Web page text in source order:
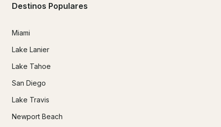
Destinos Populares
Miami
Lake Lanier
Lake Tahoe
San Diego
Lake Travis
Newport Beach